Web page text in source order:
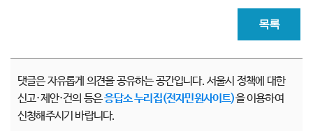
목록
댓글은 자유롭게 의견을 공유하는 공간입니다. 서울시 정책에 대한
신고·제안·건의 등은응답소 누리집(전자민원사이트)을 이용하여
신청해주시기 바랍니다.